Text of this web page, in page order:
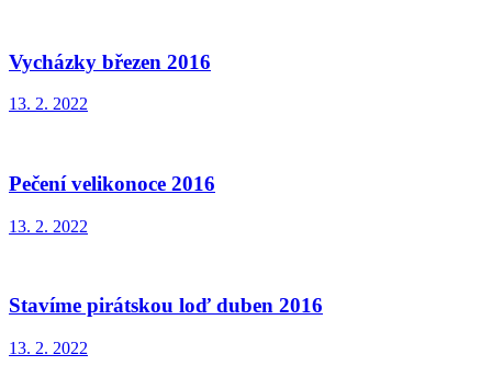
Vycházky březen 2016
13. 2. 2022
Pečení velikonoce 2016
13. 2. 2022
Stavíme pirátskou loď duben 2016
13. 2. 2022